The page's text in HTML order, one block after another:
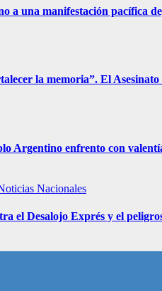
a una manifestación pacífica
la memoria”. El
Argentino enfrento con
Nacionales
el Desalojo Exprés y el